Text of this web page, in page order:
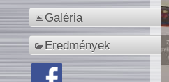
Galéria
Eredmények